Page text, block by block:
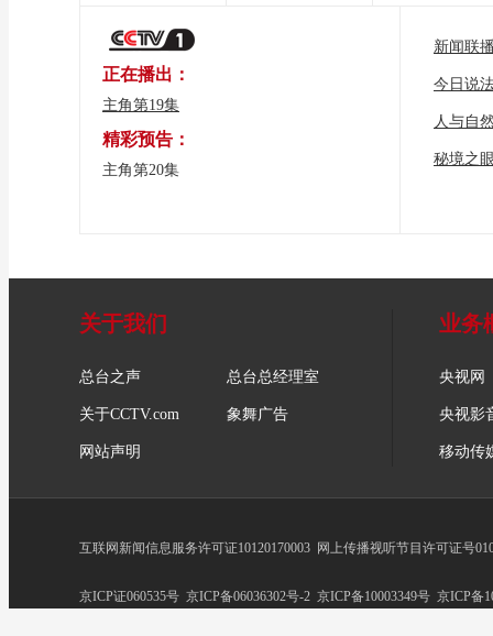
正在播出：
主角第19集
精彩预告：
主角第20集
新闻联
今日说
人与自
秘境之
关于我们
总台之声 总台总经理室
关于CCTV.com 象舞广告
网站声明
业务
央视网
央视影
移动传
互联网新闻信息服务许可证10120170003 网上传播视听节目许可证号
京ICP证060535号 京ICP备06036302号-2 京ICP备10003349号 京ICP备